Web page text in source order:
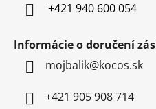
+421 940 600 054
Informácie o doručení
mojbalik@kocos.sk
+421 905 908 714